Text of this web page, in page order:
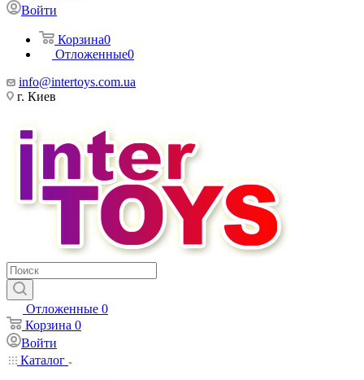
Войти
Корзина0
Отложенные0
info@intertoys.com.ua
г. Киев
Отложенные 0
Корзина 0
Войти
Каталог